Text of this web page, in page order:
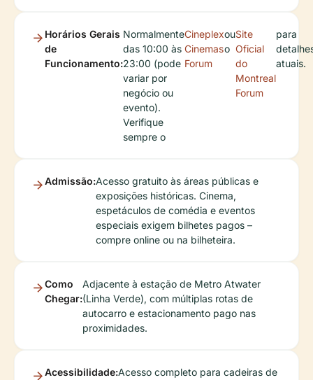
Horários Gerais
de
Funcionamento:
Normalmente
das 10:00 às
23:00 (pode
variar por
negócio ou
evento).
Verifique
sempre o
Cineplex
Cinemas
Forum
ou
o
Site
Oficial
do
Montreal
Forum
para
atuais.
Admissão:Acesso gratuito às áreas públicas e
exposições históricas. Cinema,
espetáculos de comédia e eventos
especiais exigem bilhetes pagos –
compre online ou na bilheteira.
Como
Chegar:
Adjacente à estação de Metro Atwater
(Linha Verde), com múltiplas rotas de
autocarro e estacionamento pago nas
proximidades.
Acessibilidade:Acesso completo para cadeiras de